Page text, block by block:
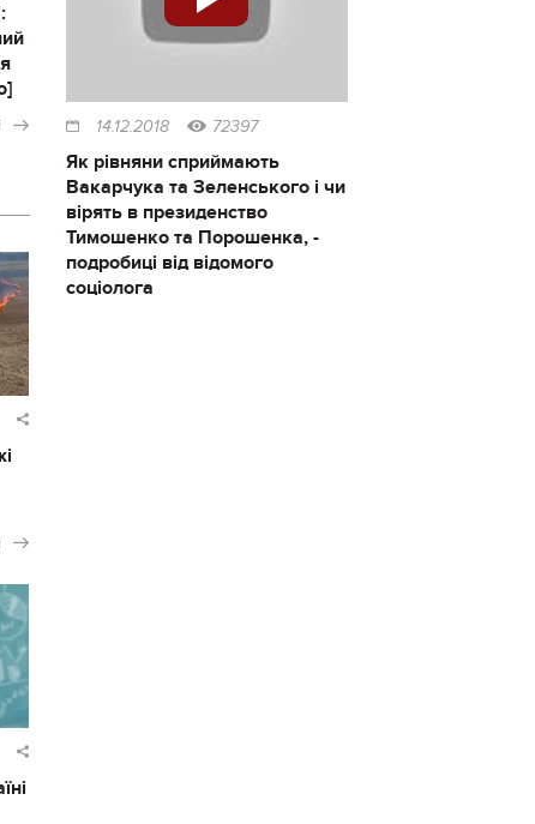
14.12.2018 72397
Як рівняни сприймають
Вакарчука та Зеленського і чи
вірять в президенство
Тимошенко та Порошенка, -
подробиці від відомого
соціолога